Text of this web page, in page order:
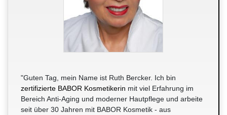
"Guten Tag, mein Name ist Ruth Bercker. Ich bin
zertifizierte BABOR Kosmetikerin mit viel Erfahrung im
Bereich Anti-Aging und moderner Hautpflege und arbeite
seit über 30 Jahren mit BABOR Kosmetik - aus